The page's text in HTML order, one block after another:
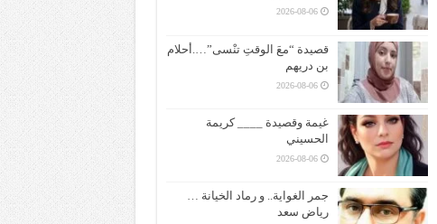
2026-08-06
قصيدة “معَ الوقتِ تنْسى”….أحلام
بن دريهم
2026-08-06
غيمة وقصيدة ____ كريمة
الحسيني
2026-08-06
جمر الغواية.. و رماد الخيانة …
رياض سعد